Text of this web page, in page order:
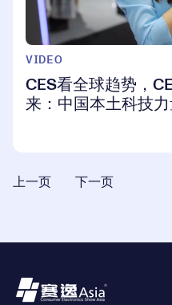
VIDEO
CES看全球趋势，
来：中国本土科技
上一页 下一页
Footer